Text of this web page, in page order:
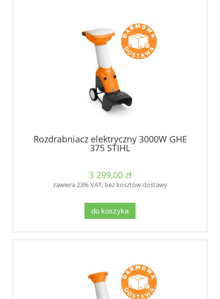
Rozdrabniacz elektryczny 3000W GHE
375 STIHL
3 299,00 zł
zawiera 23% VAT, bez kosztów dostawy
do koszyka